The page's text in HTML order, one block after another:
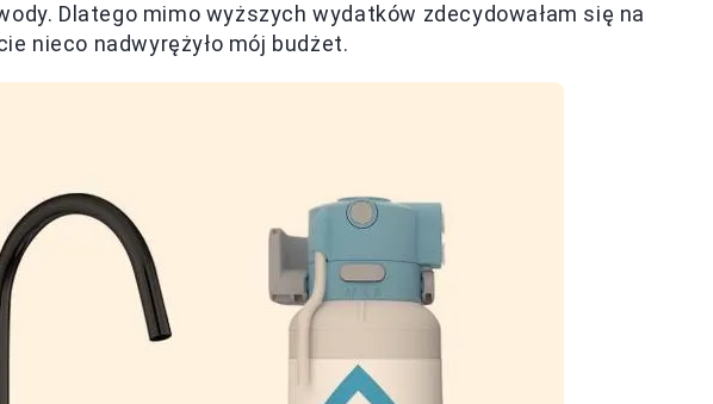
Dlatego mimo wyższych wydatków zdecydowałam się na
nieco nadwyrężyło mój budżet.